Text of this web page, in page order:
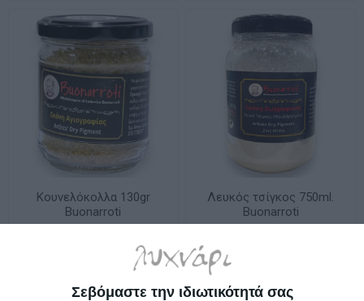
Σεβόμαστε την ιδιωτικότητά σας
Κουνελόκολλα 130gr
Buonarroti
Λευκός τσίγκος 750ml.
Buonarroti